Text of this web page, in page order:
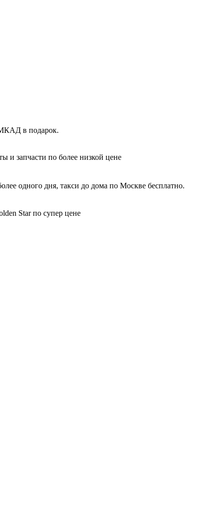
в подарок.
и запчасти по более низкой цене
одного дня, такси до дома по Москве бесплатно.
Star по супер цене